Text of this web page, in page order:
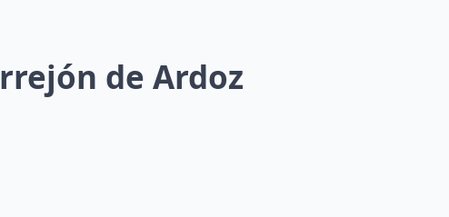
de Ardoz